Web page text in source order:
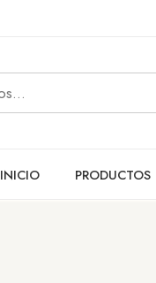
INICIO PRODUCTOS